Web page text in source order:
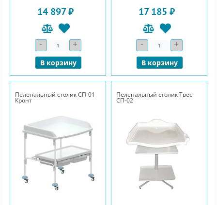
14 897 ₽
- Количество+
В корзину
17 185 ₽
- Количество+
В корзину
Пеленальный столик СП-01
Кронт
Пеленальный столик Твес
СП-02